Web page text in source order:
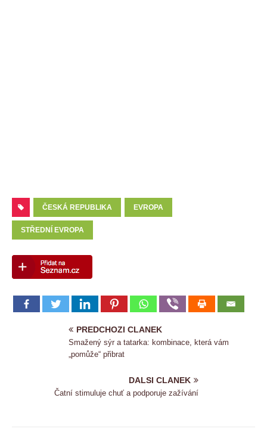
ČESKÁ REPUBLIKA EVROPA
STŘEDNÍ EVROPA
PREDCHOZI CLANEK
Smažený sýr a tatarka: kombinace, která vám
„pomůže“ přibrat
DALSI CLANEK
Čatní stimuluje chuť a podporuje zažívání